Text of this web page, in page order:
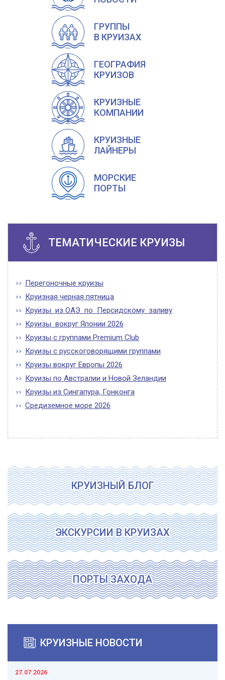
ГРУППЫ
В КРУИЗАХ
ГЕОГРАФИЯ
КРУИЗОВ
КРУИЗНЫЕ
КОМПАНИИ
КРУИЗНЫЕ
ЛАЙНЕРЫ
МОРСКИЕ
ПОРТЫ
ТЕМАТИЧЕСКИЕ КРУИЗЫ
Перегоночные круизы
Круизная черная пятница
Круизы из ОАЭ по Персидскому заливу
Круизы вокруг Японии 2026
Круизы с группами Premium Club
Круизы с русскоговорящими группами
Круизы вокруг Европы 2026
Круизы по Австралии и Новой Зеландии
Круизы из Сингапура, Гонконга
Средиземное море 2026
КРУИЗНЫЙ БЛОГ
ЭКСКУРСИИ В КРУИЗАХ
ПОРТЫ ЗАХОДА
КРУИЗНЫЕ НОВОСТИ
27.07.2026